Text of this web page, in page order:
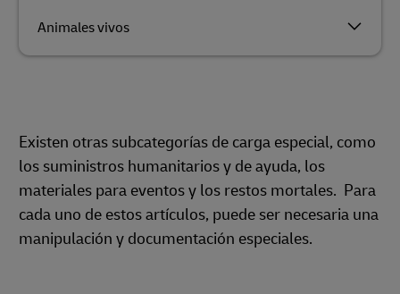
Animales vivos
Existen otras subcategorías de carga especial, como
los suministros humanitarios y de ayuda, los
materiales para eventos y los restos mortales. Para
cada uno de estos artículos, puede ser necesaria una
manipulación y documentación especiales.